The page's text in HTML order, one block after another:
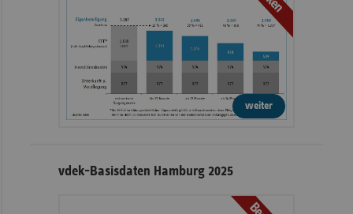
weiter
vdek-Basisdaten Hamburg 2025